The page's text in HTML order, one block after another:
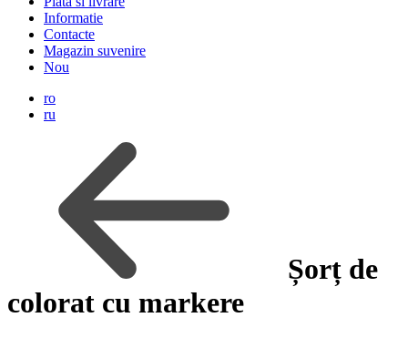
Informatie
Contacte
Magazin suvenire
Nou
ro
ru
Șorț de
colorat cu markere